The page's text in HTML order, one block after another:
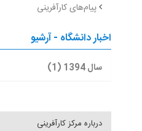
پیام‌های کارآفرینی
اخبار دانشگاه - آرشیو
سال 1394 (1)
درباره مرکز کارآفرینی